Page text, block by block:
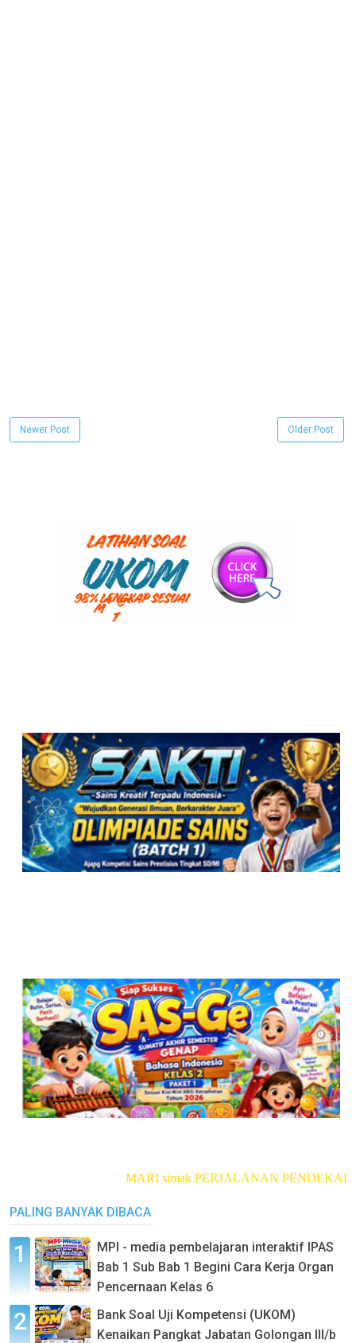
Newer Post Older Post
MARI simak PERJALANAN PENDEKAR
PALING BANYAK DIBACA
MPI - media pembelajaran interaktif IPAS
Bab 1 Sub Bab 1 Begini Cara Kerja Organ
Pencernaan Kelas 6
Bank Soal Uji Kompetensi (UKOM)
Kenaikan Pangkat Jabatan Golongan III/b